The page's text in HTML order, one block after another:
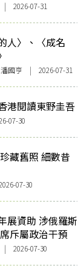
2026-07-31
人〉、〈成名
國亨 | 2026-07-31
港閱讀東野圭吾
07-30
藏舊照 細數昔
07-30
展資助 涉俄羅斯
斥屬政治干預
2026-07-30